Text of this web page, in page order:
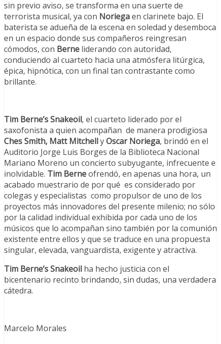
sin previo aviso, se transforma en una suerte de
terrorista musical, ya con Noriegaen clarinete bajo. El
baterista se adueña de la escena en soledad y desemboca
en un espacio donde sus compañeros reingresan
cómodos, con Berne liderando con autoridad,
conduciendo al cuarteto hacia una atmósfera litúrgica,
épica, hipnótica, con un final tan contrastante como
brillante.
Tim Berne’s Snakeoil, el cuarteto liderado por el
saxofonista a quien acompañan de manera prodigiosa
Ches Smith, Matt MitchellyOscar Noriega, brindó en el
Auditorio Jorge Luis Borges de la Biblioteca Nacional
Mariano Moreno un concierto subyugante, infrecuente e
inolvidable. Tim Berneofrendó, en apenas una hora, un
acabado muestrario de por qué es considerado por
colegas y especialistas como propulsor de uno de los
proyectos más innovadores del presente milenio; no sólo
por la calidad individual exhibida por cada uno de los
músicos que lo acompañan sino también por la comunión
existente entre ellos y que se traduce en una propuesta
singular, elevada, vanguardista, exigente y atractiva.
Tim Berne’s Snakeoil ha hecho justicia con el
bicentenario recinto brindando, sin dudas, una verdadera
cátedra.
Marcelo Morales